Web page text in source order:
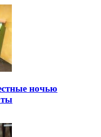
ночью